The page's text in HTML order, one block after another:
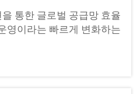
통한 글로벌 공급망 효율
영이라는 빠르게 변화하는
장비를 선정하는 것은
것을 훨씬 넘어서는 일이